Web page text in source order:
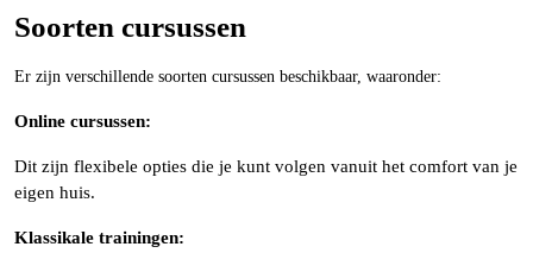
Soorten cursussen
Er zijn verschillende soorten cursussen beschikbaar, waaronder:
Online cursussen:
Dit zijn flexibele opties die je kunt volgen vanuit het comfort van je
eigen huis.
Klassikale trainingen: